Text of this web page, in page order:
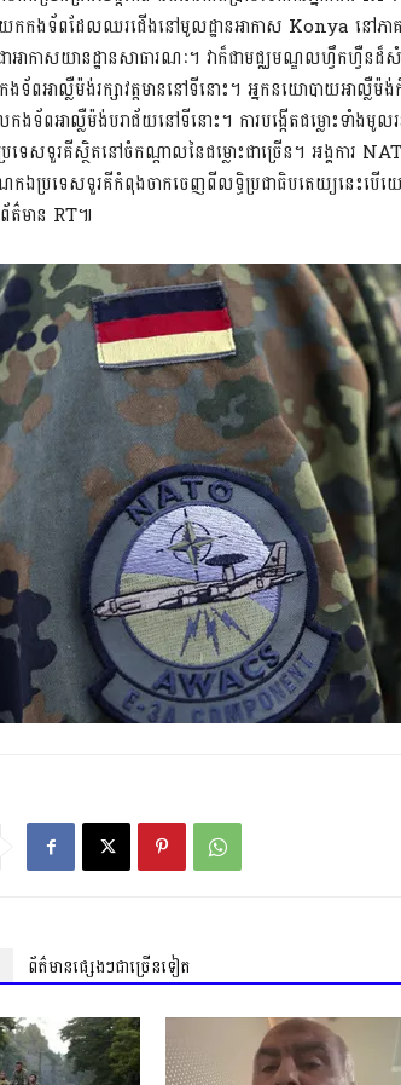
ងទ័ពដែលឈរជើងនៅមូលដ្ឋានអាកាស Konya នៅភាគ
អាកាសយានដ្ឋានសាធារណៈ។ វាក៏ជាមជ្ឈមណ្ឌលហ្វឹកហ្វឺ
ងទ័ពអាល្លឺម៉ង់រក្សាវត្តមាននៅទីនោះ។ អ្នកនយោបាយអាល្លឺ
ពអាល្លឺម៉ង់បរាជ័យនៅទីនោះ។ ការបង្កើតជម្លោះទាំងមូល
េសទួរគីស្ថិតនៅចំកណ្តាលនៃជម្លោះជាច្រើន។ អង្គការ
កឯប្រទេសទួរគីកំពុងចាកចេញពីលទ្ធិប្រជាធិបតេយ្យនេះប
ព័ត៌មាន RT៕
ព័ត៌មានផ្សេងៗជាច្រើនទៀត